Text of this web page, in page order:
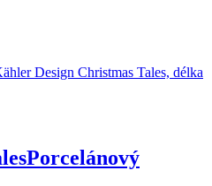
Porcelánový